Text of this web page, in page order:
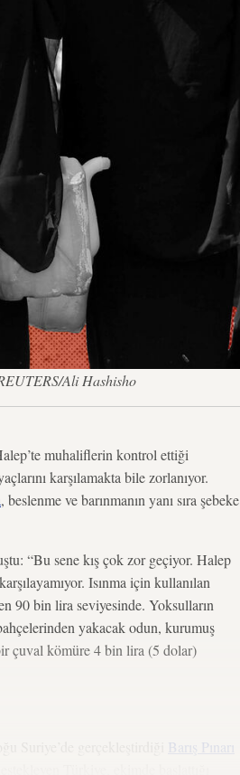
Ali Hashisho
muhaliflerin kontrol ettiği
karşılamakta bile zorlanıyor.
, beslenme ve barınmanın yanı sıra şebeke
“Bu sene kış çok zor geçiyor. Halep
Isınma için kullanılan
90 bin lira seviyesinde. Yoksulların
yakacak odun, kurumuş
çuval kömüre 4 bin lira (5 dolar)
Barış Pınarı